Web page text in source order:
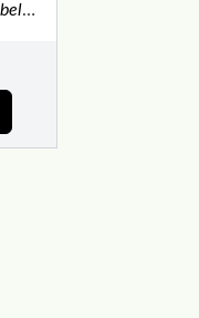
Verticuteermachines / gazonbeluchters